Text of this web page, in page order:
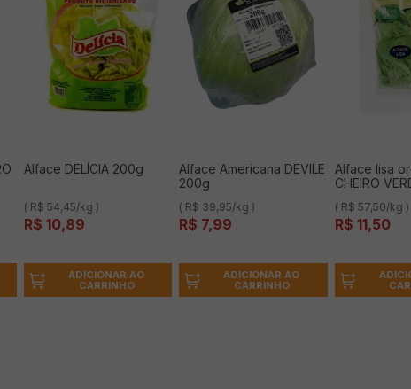
Alface DELÍCIA 200g
( R$ 54,45/kg )
R$ 10,89
ADICIONAR AO
CARRINHO
Alface Americana DEVILE
200g
( R$ 39,95/kg )
R$ 7,99
ADICIONAR AO
CARRINHO
Alface lisa
CHEIRO
( R$ 57,50/kg )
R$ 11,50